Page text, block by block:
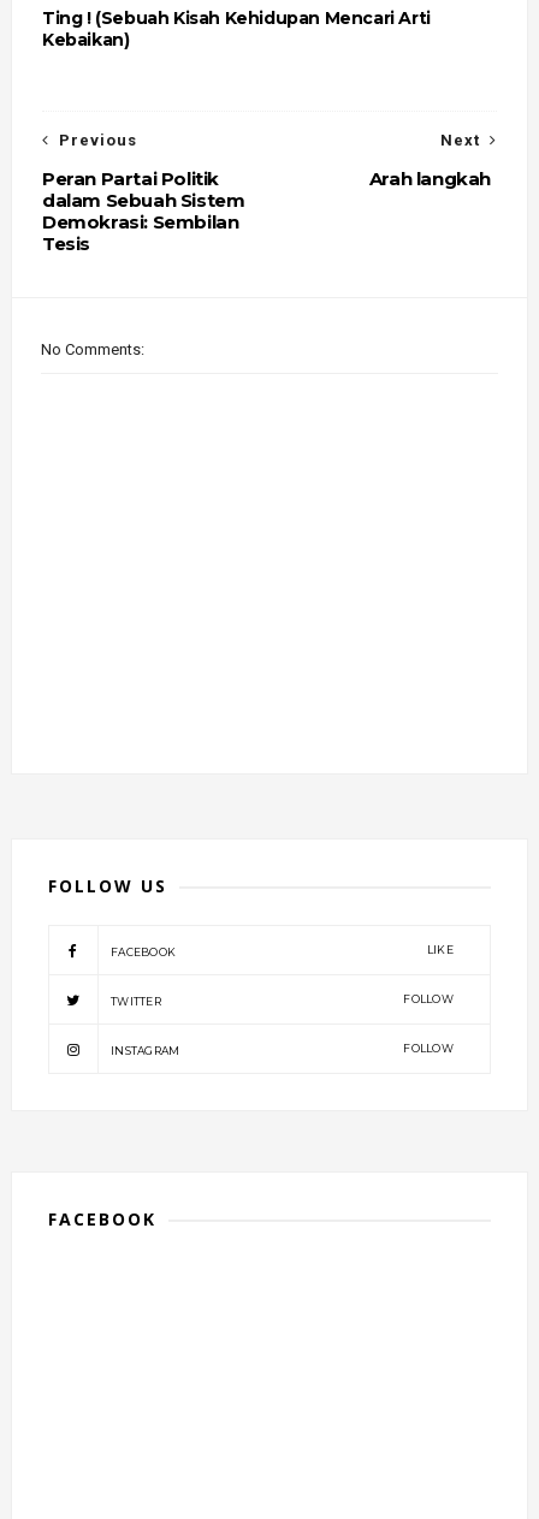
Ting ! (Sebuah Kisah Kehidupan Mencari Arti
Kebaikan)
Next
Arah langkah
Previous
Peran Partai Politik
dalam Sebuah Sistem
Demokrasi: Sembilan
Tesis
No Comments:
FOLLOW US
FACEBOOK LIKE
TWITTER FOLLOW
INSTAGRAM FOLLOW
FACEBOOK